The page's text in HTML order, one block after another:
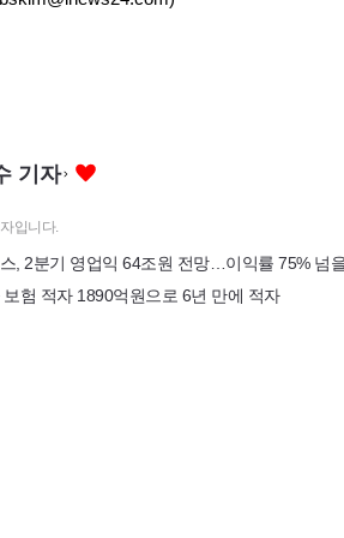
기자
입니다.
, 2분기 영업익 64조원 전망…이익률 75% 넘
험 적자 1890억원으로 6년 만에 적자